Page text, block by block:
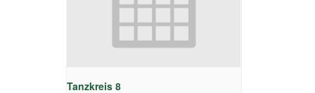
Tanzkreis 8